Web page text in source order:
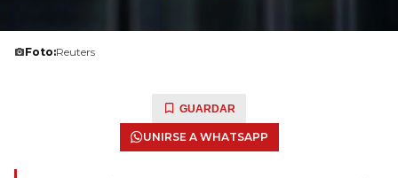
Foto:Reuters
GUARDAR
UNIRSE A WHATSAPP